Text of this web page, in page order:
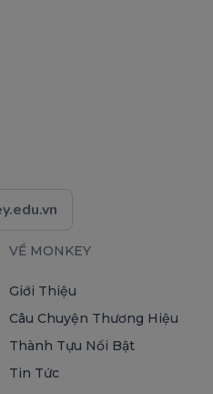
VỀ MONKEY
Giới Thiệu
Câu Chuyện Thương Hiệu
Thành Tựu Nổi Bật
Tin Tức